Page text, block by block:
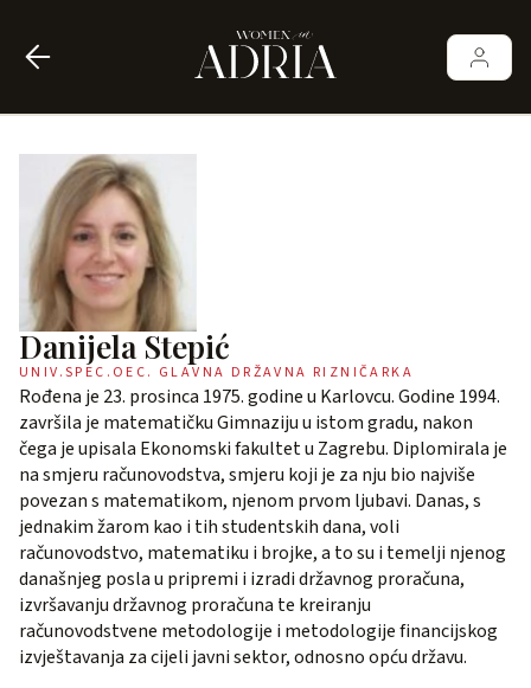
Danijela Stepić
UNIV.SPEC.OEC. GLAVNA DRŽAVNA RIZNIČARKA
Rođena je 23. prosinca 1975. godine u Karlovcu. Godine 1994.
završila je matematičku Gimnaziju u istom gradu, nakon
čega je upisala Ekonomski fakultet u Zagrebu. Diplomirala je
na smjeru računovodstva, smjeru koji je za nju bio najviše
povezan s matematikom, njenom prvom ljubavi. Danas, s
jednakim žarom kao i tih studentskih dana, voli
računovodstvo, matematiku i brojke, a to su i temelji njenog
današnjeg posla u pripremi i izradi državnog proračuna,
izvršavanju državnog proračuna te kreiranju
računovodstvene metodologije i metodologije financijskog
izvještavanja za cijeli javni sektor, odnosno opću državu.